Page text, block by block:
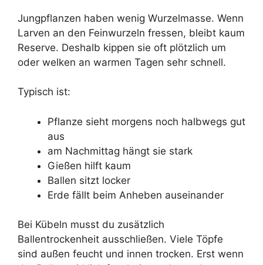
Jungpflanzen haben wenig Wurzelmasse. Wenn
Larven an den Feinwurzeln fressen, bleibt kaum
Reserve. Deshalb kippen sie oft plötzlich um
oder welken an warmen Tagen sehr schnell.
Typisch ist:
Pflanze sieht morgens noch halbwegs gut
aus
am Nachmittag hängt sie stark
Gießen hilft kaum
Ballen sitzt locker
Erde fällt beim Anheben auseinander
Bei Kübeln musst du zusätzlich
Ballentrockenheit ausschließen. Viele Töpfe
sind außen feucht und innen trocken. Erst wenn